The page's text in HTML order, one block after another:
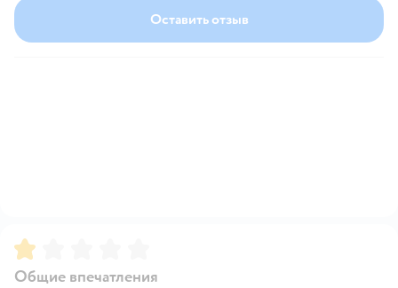
Оставить отзыв
Рейтинг:
Общие впечатления